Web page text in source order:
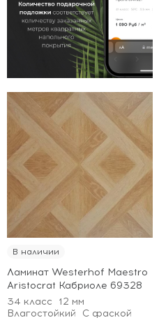
В наличии
Ламинат Westerhof Maestro
Aristocrat Кабриоле 69328
34 класс
12 мм
Влагостойкий
С фаской